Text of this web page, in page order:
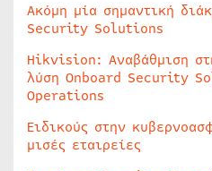
Ακόμη μία σημαντική
Security Solutions
Hikvision: Αναβάθμιση
λύση Onboard Security
Operations
Ειδικούς στην
μισές εταιρείες